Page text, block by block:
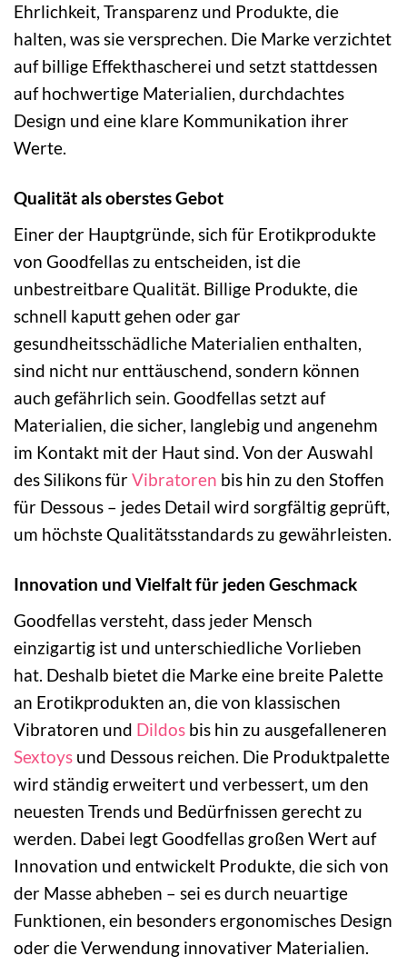
Ehrlichkeit, Transparenz und Produkte, die
halten, was sie versprechen. Die Marke verzichtet
auf billige Effekthascherei und setzt stattdessen
auf hochwertige Materialien, durchdachtes
Design und eine klare Kommunikation ihrer
Werte.
Qualität als oberstes Gebot
Einer der Hauptgründe, sich für Erotikprodukte
von Goodfellas zu entscheiden, ist die
unbestreitbare Qualität. Billige Produkte, die
schnell kaputt gehen oder gar
gesundheitsschädliche Materialien enthalten,
sind nicht nur enttäuschend, sondern können
auch gefährlich sein. Goodfellas setzt auf
Materialien, die sicher, langlebig und angenehm
im Kontakt mit der Haut sind. Von der Auswahl
des Silikons fürVibratoren bis hin zu den Stoffen
für Dessous – jedes Detail wird sorgfältig geprüft,
um höchste Qualitätsstandards zu gewährleisten.
Innovation und Vielfalt für jeden Geschmack
Goodfellas versteht, dass jeder Mensch
einzigartig ist und unterschiedliche Vorlieben
hat. Deshalb bietet die Marke eine breite Palette
an Erotikprodukten an, die von klassischen
Vibratoren und Dildos bis hin zu ausgefalleneren
Sextoys und Dessous reichen. Die Produktpalette
wird ständig erweitert und verbessert, um den
neuesten Trends und Bedürfnissen gerecht zu
werden. Dabei legt Goodfellas großen Wert auf
Innovation und entwickelt Produkte, die sich von
der Masse abheben – sei es durch neuartige
Funktionen, ein besonders ergonomisches Design
oder die Verwendung innovativer Materialien.